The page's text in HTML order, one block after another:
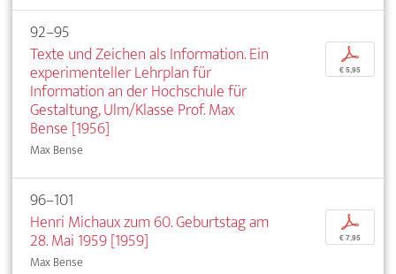
92–95
Texte und Zeichen als Information. Ein
experimenteller Lehrplan für
Information an der Hochschule für
Gestaltung, Ulm/Klasse Prof. Max
Bense [1956]
Max Bense
p
€ 5,95
96–101
Henri Michaux zum 60. Geburtstag am
28. Mai 1959 [1959]
Max Bense
p
€ 7,95